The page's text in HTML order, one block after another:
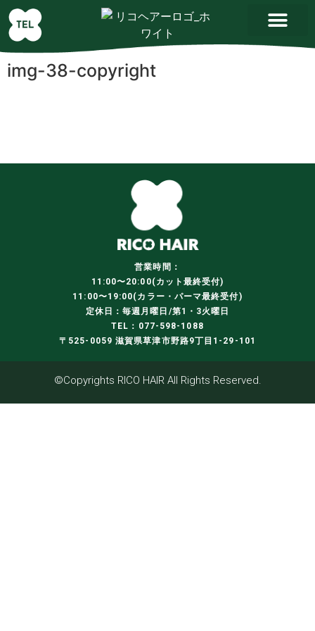
img-38-copyright
営業時間：
11:00〜20:00(カット最終受付)
11:00〜19:00(カラー・パーマ最終受付)
定休日：毎週月曜日/第1・3火曜日
TEL：077-598-1088
〒525-0059 滋賀県草津市野路9丁目1-29-101
©Copyrights RICO HAIR All Rights Reserved.